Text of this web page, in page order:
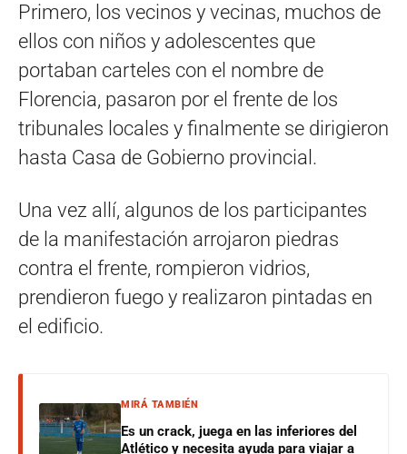
Primero, los vecinos y vecinas, muchos de
ellos con niños y adolescentes que
portaban carteles con el nombre de
Florencia, pasaron por el frente de los
tribunales locales y finalmente se dirigieron
hasta Casa de Gobierno provincial.
Una vez allí, algunos de los participantes
de la manifestación arrojaron piedras
contra el frente, rompieron vidrios,
prendieron fuego y realizaron pintadas en
el edificio.
MIRÁ TAMBIÉN
Es un crack, juega en las inferiores del
Atlético y necesita ayuda para viajar a